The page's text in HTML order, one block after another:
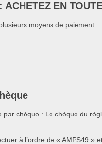
ACHETEZ EN
moyens de paiement.
par chèque : Le chèque du
à l’ordre de « AMPS49 »